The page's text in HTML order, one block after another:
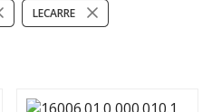
LECARRE